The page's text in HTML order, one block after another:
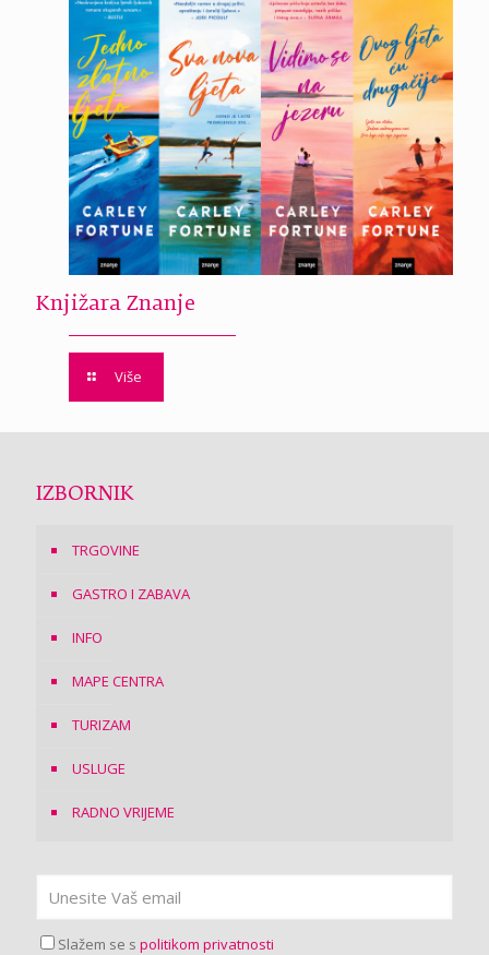
Knjižara Znanje
Više
IZBORNIK
TRGOVINE
GASTRO I ZABAVA
INFO
MAPE CENTRA
TURIZAM
USLUGE
RADNO VRIJEME
Slažem se s politikom privatnosti